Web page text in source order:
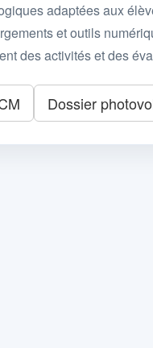
adaptées aux
et outils
des activités et des
Dossier